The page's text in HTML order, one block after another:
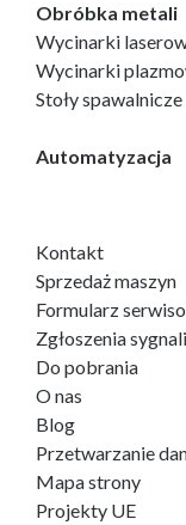
Obróbka metali
Wycinarki
Wycinarki
Stoły spawalnicze
Automatyzacja
Kontakt
Sprzedaż maszyn
Formularz
Zgłoszenia
Do pobrania
O nas
Blog
Przetwarzanie
Mapa strony
Projekty UE